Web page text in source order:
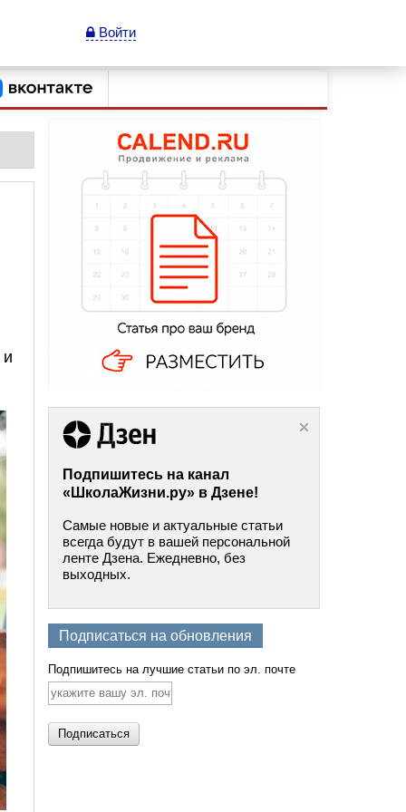
Войти
Подпишитесь на канал
«ШколаЖизни.ру» в Дзене!
Самые новые и актуальные статьи
всегда будут в вашей персональной
ленте Дзена. Ежедневно, без
выходных.
Подписаться на обновления
Подпишитесь на лучшие статьи по эл. почте